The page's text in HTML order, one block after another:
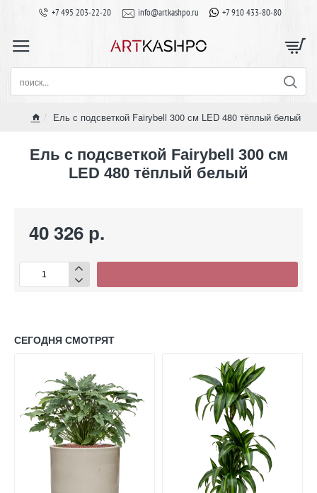
+7 495 203-22-20 info@artkashpo.ru +7 910 433-80-80
поиск...
Ель с подсветкой Fairybell 300 см LED 480 тёплый белый
Ель с подсветкой Fairybell 300 см
LED 480 тёплый белый
40 326 р.
СЕГОДНЯ СМОТРЯТ